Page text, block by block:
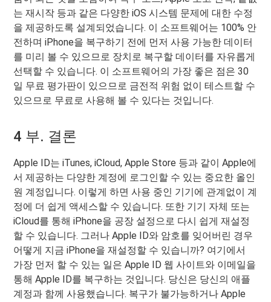
는 재시작 등과 같은 다양한 iOS 시스템 문제에 대한 수정
을 제공하도록 설계되었습니다. 이 소프트웨어는 100% 안
전하며 iPhone을 복구하기 전에 먼저 사용 가능한 데이터
를 미리 볼 수 있으므로 장치로 복구할 데이터를 자유롭게
선택할 수 있습니다. 이 소프트웨어의 가장 좋은 점은 30
일 무료 평가판이 있으므로 금전적 위험 없이 테스트할 수
있으므로 무료로 사용해 볼 수 있다는 것입니다.
4 부. 결론
Apple ID는 iTunes, iCloud, Apple Store 등과 같이 Apple에
서 제공하는 다양한 계정에 로그인할 수 있는 중요한 올인
원 계정입니다. 이렇게 하면 사용 중인 기기에 관계없이 계
정에 더 쉽게 액세스할 수 있습니다. 또한 기기 자체 또는
iCloud를 통해 iPhone을 공장 설정으로 다시 쉽게 재설정
할 수 있습니다. 그러나 Apple ID와 암호를 잊어버린 경우
어떻게 지금 iPhone을 재설정할 수 있습니까? 여기에서
가장 먼저 할 수 있는 일은 Apple ID 웹 사이트와 이메일을
통해 Apple ID를 복구하는 것입니다. 당신은 당신의 애플
계정과 함께 사용했습니다. 복구가 불가능하거나 Apple